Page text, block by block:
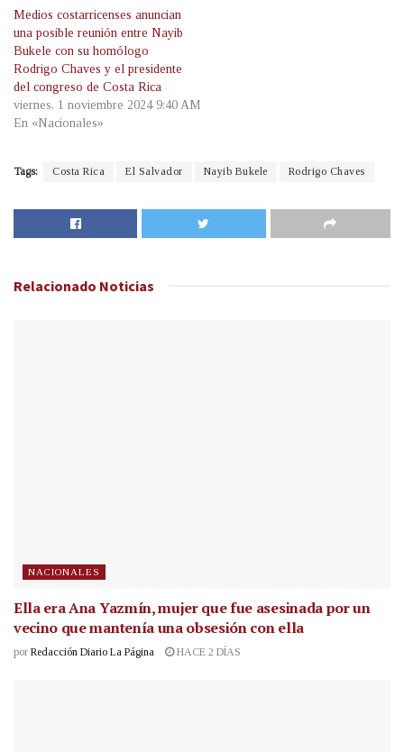
Medios costarricenses anuncian
una posible reunión entre Nayib
Bukele con su homólogo
Rodrigo Chaves y el presidente
del congreso de Costa Rica
viernes, 1 noviembre 2024 9:40 AM
En «Nacionales»
Tags: Costa Rica El Salvador Nayib Bukele Rodrigo Chaves
Relacionado Noticias
NACIONALES
Ella era Ana Yazmín, mujer que fue asesinada por un
vecino que mantenía una obsesión con ella
por Redacción Diario La Página HACE 2 DÍAS